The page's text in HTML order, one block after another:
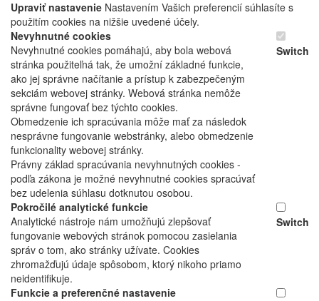
Upraviť nastavenie Nastavením Vašich preferencií súhlasíte s
použitím cookies na nižšie uvedené účely.
Nevyhnutné cookies
Nevyhnutné cookies pomáhajú, aby bola webová
stránka použiteľná tak, že umožní základné funkcie,
ako jej správne načítanie a prístup k zabezpečeným
sekciám webovej stránky. Webová stránka nemôže
správne fungovať bez týchto cookies.
Obmedzenie ich spracúvania môže mať za následok
nesprávne fungovanie webstránky, alebo obmedzenie
funkcionality webovej stránky.
Právny základ spracúvania nevyhnutných cookies -
podľa zákona je možné nevyhnutné cookies spracúvať
bez udelenia súhlasu dotknutou osobou.
Switch
Pokročilé analytické funkcie
Analytické nástroje nám umožňujú zlepšovať
fungovanie webových stránok pomocou zasielania
správ o tom, ako stránky užívate. Cookies
zhromažďujú údaje spôsobom, ktorý nikoho priamo
neidentifikuje.
Switch
Funkcie a preferenčné nastavenie